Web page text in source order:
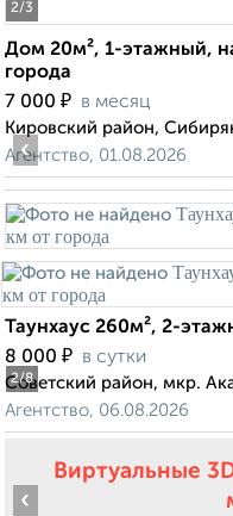
2/3
Дом 20м², 1-этажный,
города
7 000 ₽ в месяц
Кировский район,
Агентство, 01.08.2026
2/8
‹
Таунхаус 260м², 2-
8 000 ₽ в сутки
Советский район, мкр.
Агентство, 06.08.2026
Виртуальные
‹